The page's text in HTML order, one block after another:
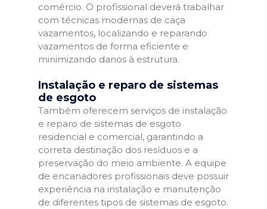
comércio. O profissional deverá trabalhar
com técnicas modernas de caça
vazamentos, localizando e reparando
vazamentos de forma eficiente e
minimizando danos à estrutura.
Instalação e reparo de sistemas
de esgoto
Também oferecem serviços de instalação
e reparo de sistemas de esgoto
residencial e comercial, garantindo a
correta destinação dos resíduos e a
preservação do meio ambiente. A equipe
de encanadores profissionais deve possuir
experiência na instalação e manutenção
de diferentes tipos de sistemas de esgoto.